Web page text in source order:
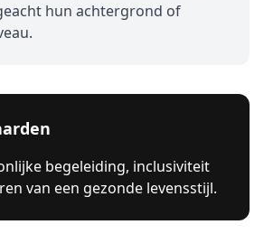
hun achtergrond of
begeleiding, inclusiviteit
van een gezonde levensstijl.